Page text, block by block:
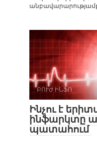
անբավարարությամբ
ԲՈՒԺ ԻՆՖՈ
Ինչու է
ինֆարկտը
պատահում